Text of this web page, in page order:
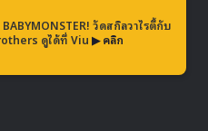
วัดสกิลวาไรตี้กับ
ดูได้ที่ Viu ▶ คลิก